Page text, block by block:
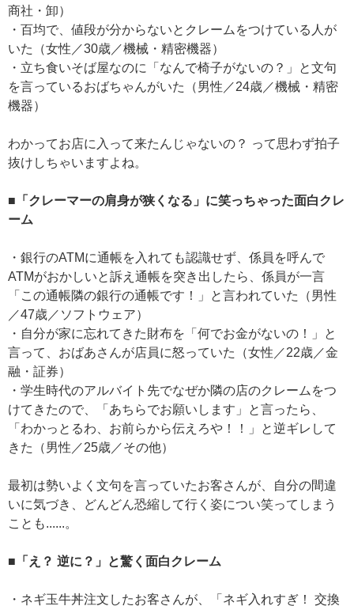
商社・卸）
・百均で、値段が分からないとクレームをつけている人が
いた（女性／30歳／機械・精密機器）
・立ち食いそば屋なのに「なんで椅子がないの？」と文句
を言っているおばちゃんがいた（男性／24歳／機械・精密
機器）
わかってお店に入って来たんじゃないの？ って思わず拍子
抜けしちゃいますよね。
■「クレーマーの肩身が狭くなる」に笑っちゃった面白クレ
ーム
・銀行のATMに通帳を入れても認識せず、係員を呼んで
ATMがおかしいと訴え通帳を突き出したら、係員が一言
「この通帳隣の銀行の通帳です！」と言われていた（男性
／47歳／ソフトウェア）
・自分が家に忘れてきた財布を「何でお金がないの！」と
言って、おばあさんが店員に怒っていた（女性／22歳／金
融・証券）
・学生時代のアルバイト先でなぜか隣の店のクレームをつ
けてきたので、「あちらでお願いします」と言ったら、
「わかっとるわ、お前らから伝えろや！！」と逆ギレして
きた（男性／25歳／その他）
最初は勢いよく文句を言っていたお客さんが、自分の間違
いに気づき、どんどん恐縮して行く姿につい笑ってしまう
ことも......。
■「え？ 逆に？」と驚く面白クレーム
・ネギ玉牛丼注文したお客さんが、「ネギ入れすぎ！ 交換